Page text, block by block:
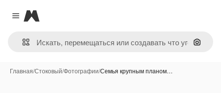
Close menu
Magnific
Поиск
Главная/Стоковый/Фотографии/Семья крупным планом…